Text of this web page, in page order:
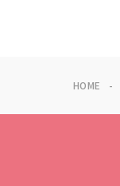
HOME